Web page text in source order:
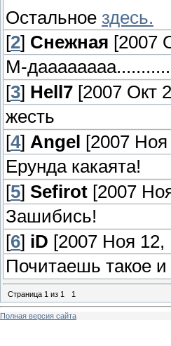
Остальное здесь.
[2] Снежная [2007
М-
[3] Hell7 [2007 Окт
жесть
[4] Angel
[2007
Ерунда какаята!
[5] Sefirot [2007
Зашибись!
[6] iD [2007 Ноя 12,
Почитаешь такое
Страница 1 из 1 1
Полная версия сайта